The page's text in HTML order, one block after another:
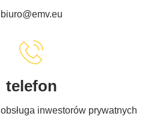
biuro@emv.eu
telefon
obsługa inwestorów prywatnych